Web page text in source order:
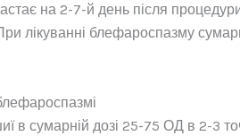
на 2-7-й день після процедури
лікуванні блефароспазму
в сумарній дозі 25-75 ОД в 2-3